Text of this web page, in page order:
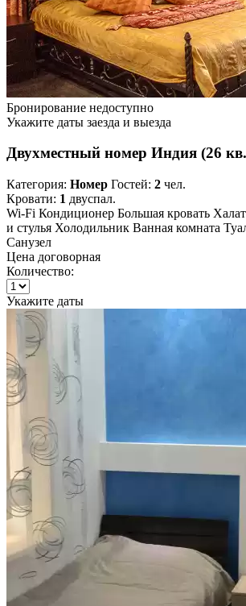
Бронирование недоступно
Укажите даты заезда и выезда
Двухместный номер Индия (26
Категория: Номер Гостей: 2 чел.
Кровати: 1 двуспал.
Wi-Fi Кондиционер Большая кровать
и стулья Холодильник Ванная комната
Санузел
Цена договорная
Количество:
Укажите даты